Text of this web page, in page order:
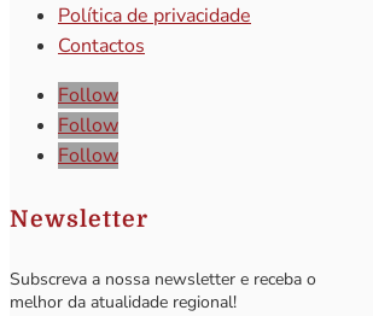
Política de privacidade
Contactos
Follow
Follow
Follow
Newsletter
Subscreva a nossa newsletter e receba o
melhor da atualidade regional!